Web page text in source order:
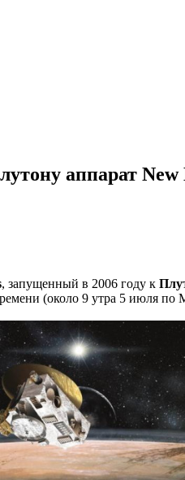
аппарат New
, запущенный в 2006 году к
(около 9 утра 5 июля по